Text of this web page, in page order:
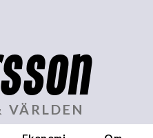
VÄRLDEN